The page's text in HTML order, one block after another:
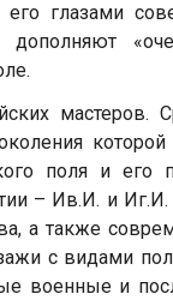
глазами
мастеров.
поля и его
– Ив.И. и
а также
с видами
военные и